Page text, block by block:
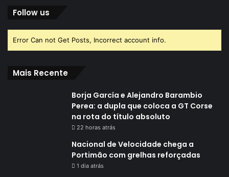
Follow us
Error Can not Get Posts, Incorrect account info.
Mais Recente
Borja García e Alejandro Barambio
Perea: a dupla que coloca a GT Corse
na rota do título absoluto
22 horas atrás
Nacional de Velocidade chega a
Portimão com grelhas reforçadas
1 dia atrás